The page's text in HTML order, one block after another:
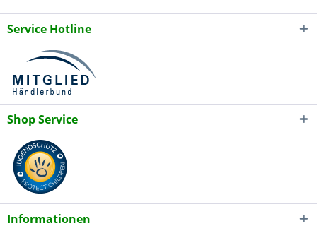
Service Hotline
Shop Service
Informationen